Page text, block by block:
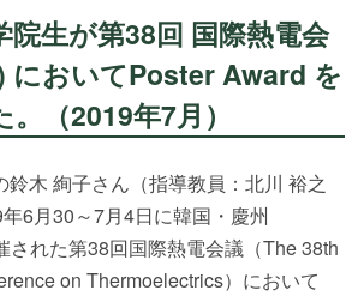
院生が第38回 国際熱電会
においてPoster Award を
（2019年7月）
木 絢子さん（指導教員：北川 裕之
6月30～7月4日に韓国・慶州
された第38回国際熱電会議（The 38th
on Thermoelectrics）において